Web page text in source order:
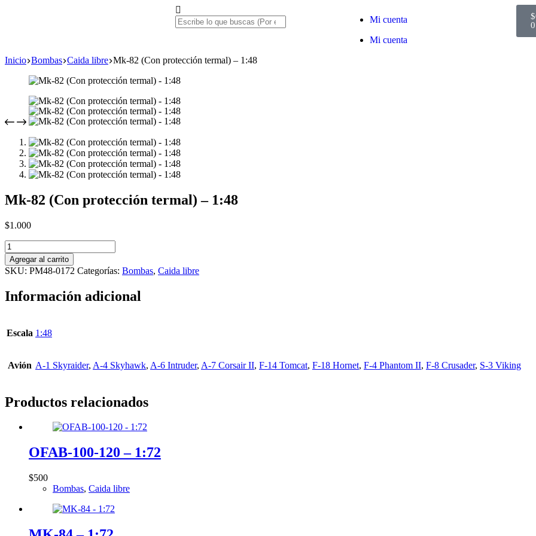
Mi cuenta
Mi cuenta
$
0
Inicio Bombas Caida libre Mk-82 (Con protección termal) – 1:48
Mk-82 (Con protección termal) – 1:48
$1.000
Agregar al carrito
SKU: PM48-0172 Categorías: Bombas, Caida libre
Información adicional
Escala 1:48
Avión A-1 Skyraider, A-4 Skyhawk, A-6 Intruder, A-7 Corsair II, F-14 Tomcat, F-18 Hornet, F-4 Phantom II, F-8 Crusader, S-3 Viking
Productos relacionados
OFAB-100-120 – 1:72
$500
Bombas, Caida libre